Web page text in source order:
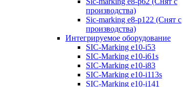
производства)
Sic-marking e8-p122 (Снят с
производства)
Интегрируемое оборудование
SIC-Marking e10-i53
SIC-Marking e10-i61s
SIC-Marking e10-i83
SIC-Marking e10-i113s
SIC-Marking e10-i141